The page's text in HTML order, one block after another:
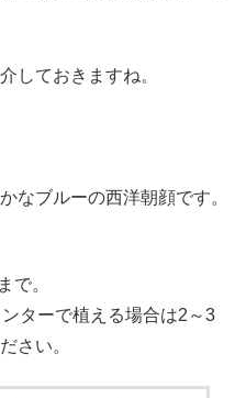
しておきますね。
なブルーの西洋朝顔です。
で。
ターで植える場合は2～3
さい。